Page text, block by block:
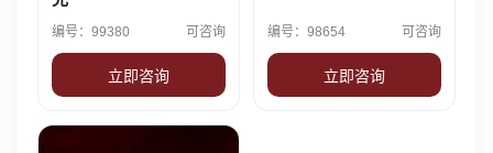
编号：99380 可咨询
立即咨询
编号：98654 可咨询
立即咨询